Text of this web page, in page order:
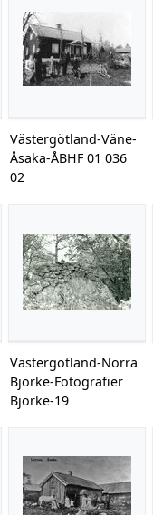
Västergötland-Väne-
Åsaka-ÅBHF 01 036
02
Västergötland-Norra
Björke-Fotografier
Björke-19